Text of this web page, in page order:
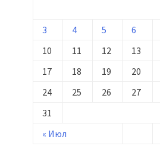
« Июл
3
4 5 6
10
11 12 13
17
18 19 20
24
25 26 27
31